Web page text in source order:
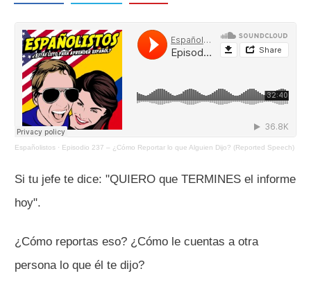
Españolistos · Episodio 237 – ¿Cómo Reportar lo que Alguien Dijo? (Reported Speech)
Si tu jefe te dice: "QUIERO que TERMINES el informe
hoy".
¿Cómo reportas eso? ¿Cómo le cuentas a otra
persona lo que él te dijo?